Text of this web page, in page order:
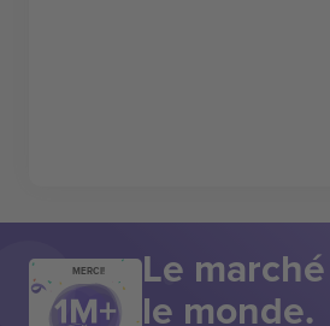
MERCI! Le
le monde.